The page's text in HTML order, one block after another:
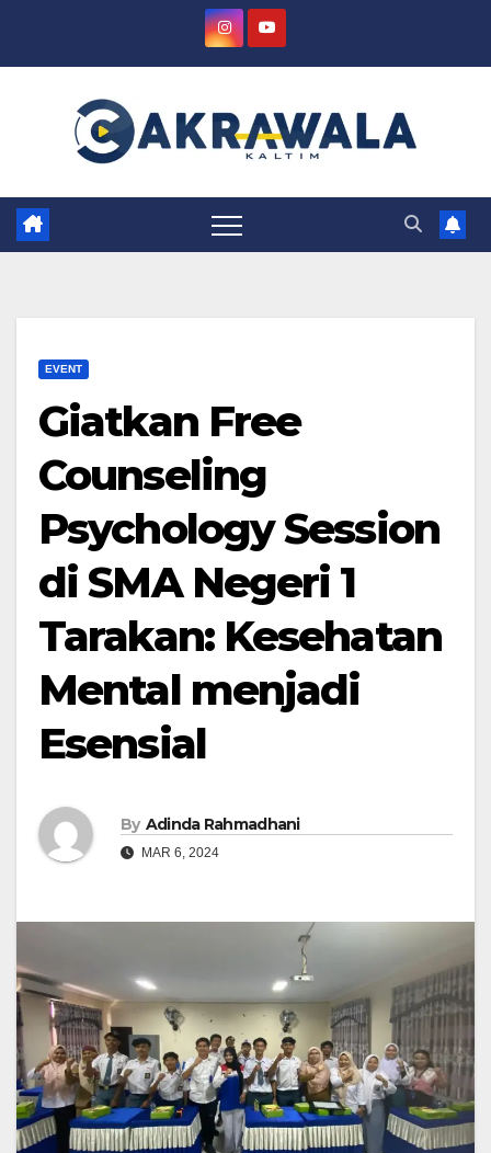
EVENT
Giatkan Free
Counseling
Psychology Session
di SMA Negeri 1
Tarakan: Kesehatan
Mental menjadi
Esensial
By Adinda Rahmadhani
MAR 6, 2024